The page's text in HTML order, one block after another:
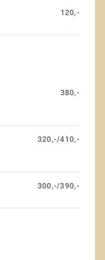
120,-
380,-
320,-/410,-
300,-/390,-